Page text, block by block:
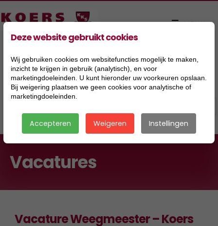
Vacatures
Vacature Weegmeester – Koers
Deze website gebruikt cookies
Wij gebruiken cookies om websitefuncties mogelijk te maken,
inzicht te krijgen in gebruik (analytisch), en voor
marketingdoeleinden. U kunt hieronder uw voorkeuren opslaan.
Bij weigering plaatsen we geen cookies voor analytische of
marketingdoeleinden.
Accepteren Weigeren Instellingen